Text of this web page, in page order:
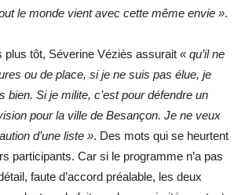
le monde vient avec cette même envie ».
plus tôt, Séverine Véziès assurait « qu’il ne
ou de place, si je ne suis pas élue, je
bien. Si je milite, c’est pour défendre un
pour la ville de Besançon. Je ne veux
d’une liste ». Des mots qui se heurtent
participants. Car si le programme n’a pas
faute d’accord préalable, les deux